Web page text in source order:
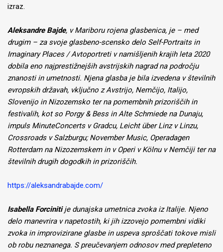
izraz.
Aleksandre Bajde, v Mariboru rojena glasbenica, je – med
drugim – za svoje glasbeno-scensko delo Self-Portraits in
Imaginary Places / Avtoportreti v namišljenih krajih leta 2020
dobila eno najprestižnejših avstrijskih nagrad na področju
znanosti in umetnosti. Njena glasba je bila izvedena v številnih
evropskih državah, vključno z Avstrijo, Nemčijo, Italijo,
Slovenijo in Nizozemsko ter na pomembnih prizoriščih in
festivalih, kot so Porgy & Bess in Alte Schmiede na Dunaju,
impuls MinuteConcerts v Gradcu, Leicht über Linz v Linzu,
Crossroads v Salzburgu; November Music, Operadagen
Rotterdam na Nizozemskem in v Operi v Kölnu v Nemčiji ter na
številnih drugih dogodkih in prizoriščih.
https://aleksandrabajde.com/
Isabella Forcinitije dunajska umetnica zvoka iz Italije. Njeno
delo manevrira v napetostih, ki jih izzovejo pomembni vidiki
zvoka in improvizirane glasbe in uspeva sproščati tokove misli
ob robu neznanega. S preučevanjem odnosov med prepleteno